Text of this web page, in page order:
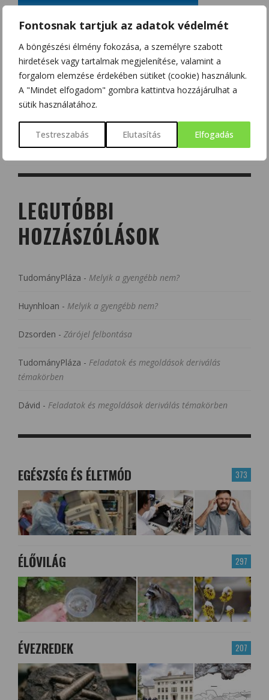
Fontosnak tartjuk az adatok védelmét
A böngészési élmény fokozása, a személyre szabott
hirdetések vagy tartalmak megjelenítése, valamint a
forgalom elemzése érdekében sütiket (cookie) használunk.
A "Mindet elfogadom" gombra kattintva hozzájárulhat a
sütik használatához.
Testreszabás Elutasítás Elfogadás
LEGUTÓBBI
HOZZÁSZÓLÁSOK
TudományPláza - Melyik a gyengébb nem?
Huynhloan - Melyik a gyengébb nem?
Dzsorden - Zárójel felbontása
TudományPláza - Feladatok és megoldások deriválás
témakörben
Dávid - Feladatok és megoldások deriválás témakörben
373
EGÉSZSÉG ÉS ÉLETMÓD
297
ÉLŐVILÁG
207
ÉVEZREDEK